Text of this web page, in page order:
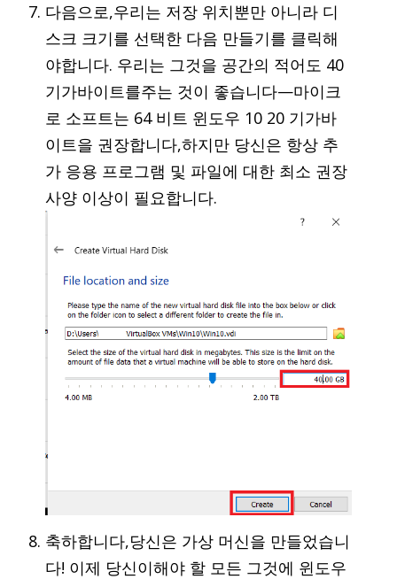
다음으로,우리는 저장 위치뿐만 아니라 디
스크 크기를 선택한 다음 만들기를 클릭해
야합니다. 우리는 그것을 공간의 적어도 40
기가바이트를주는 것이 좋습니다—마이크
로 소프트는 64 비트 윈도우 10 20 기가바
이트을 권장합니다,하지만 당신은 항상 추
가 응용 프로그램 및 파일에 대한 최소 권장
사양 이상이 필요합니다.
축하합니다,당신은 가상 머신을 만들었습니
다! 이제 당신이해야 할 모든 그것에 윈도우